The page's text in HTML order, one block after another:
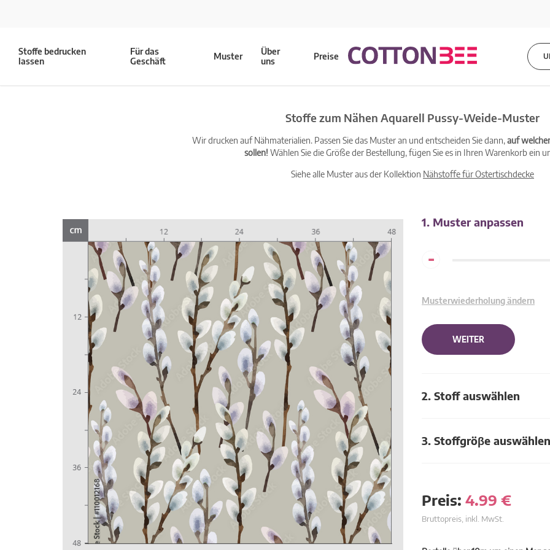
Stoffe bedrucken
lassen
Für das
Geschäft
Muster
Über
uns
Preise
Stoffe zum Nähen Aquarell Pussy-Weide-Muster
Wir drucken auf Nähmaterialien. Passen Sie das Muster an und entscheiden Sie dann,auf
sollen! Wählen Sie die Größe der Bestellung, fügen Sie es in Ihren Warenkorb ein
Siehe alle Muster aus der Kollektion Nähstoffe für Ostertischdecke
1. Muster anpassen
-
Musterwiederholung ändern
WEITER
2. Stoff auswählen
3. Stoffgröβe auswählen
Preis: 4.99 €
Bruttopreis, inkl. MwSt.